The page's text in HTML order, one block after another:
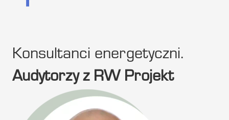
Konsultanci energetyczni.
Audytorzy z RW Projekt